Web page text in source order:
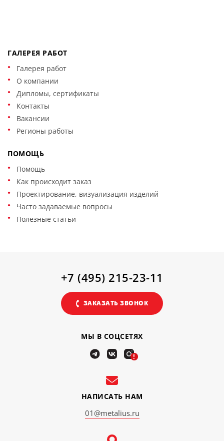
ГАЛЕРЕЯ РАБОТ
Галерея работ
О компании
Дипломы, сертификаты
Контакты
Вакансии
Регионы работы
ПОМОЩЬ
Помощь
Как происходит заказ
Проектирование, визуализация изделий
Часто задаваемые вопросы
Полезные статьи
НАПИСАТЬ НАМ
01@metalius.ru
МЫ В СОЦСЕТЯХ
!
+7 (495) 215-23-11
ЗАКАЗАТЬ ЗВОНОК